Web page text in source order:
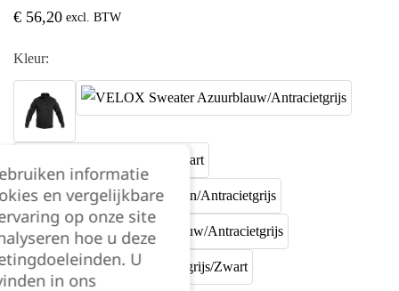
€ 56,20 excl. BTW
Kleur:
informatie
en vergelijkbare
op onze site
hoe u deze
U
in ons